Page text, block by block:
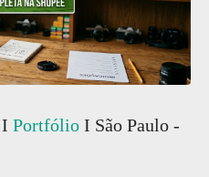
I Portfólio I São Paulo -